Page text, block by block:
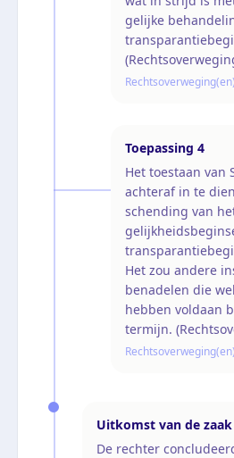
gelijke
Toepassing 4
Het toestaan van
achteraf in te
schending van
Het zou andere
benadelen die
hebben voldaan
termijn.
Uitkomst van de zaak
De rechter